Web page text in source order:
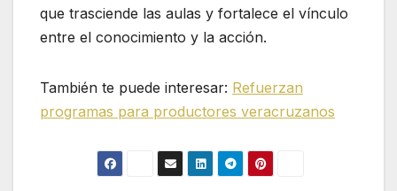
que trasciende las aulas y fortalece el vínculo
entre el conocimiento y la acción.
También te puede interesar: Refuerzan
programas para productores veracruzanos